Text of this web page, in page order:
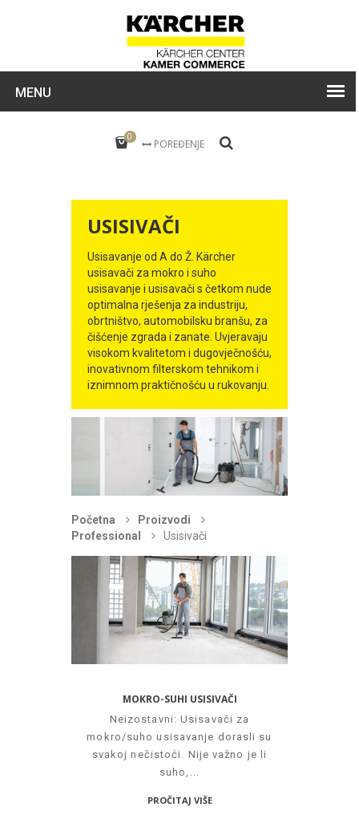
MENU
0
POREĐENJE
USISIVAČI
Usisavanje od A do Ž. Kärcher
usisavači za mokro i suho
usisavanje i usisavači s četkom nude
optimalna rješenja za industriju,
obrtništvo, automobilsku branšu, za
čišćenje zgrada i zanate. Uvjeravaju
visokom kvalitetom i dugovječnošću,
inovativnom filterskom tehnikom i
iznimnom praktičnošću u rukovanju.
Početna
Proizvodi
Professional
Usisivači
MOKRO-SUHI USISIVAČI
Neizostavni: Usisavači za
mokro/suho usisavanje dorasli su
svakoj nečistoći. Nije važno je li
suho,...
PROČITAJ VIŠE